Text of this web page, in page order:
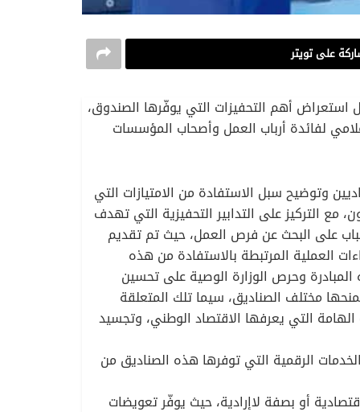
على تويتر
استعراض أهم التحفيزات التي يوفّرها الصندوق،
حيث نظم يوم إعلامي لفائدة أرباب العمل وأصحاب المؤسسات
وتوضيح سبل الاستفادة من الامتيازات التي
مع التركيز على التدابير التحفيزية التي تهدف
على البحث عن فرص العمل، حيث تم تقديم
العملية المرتبطة بالاستفادة من هذه
المبادرة وحرص الوزارة الوصية على تحسين
مختلف الصناديق، سيما تلك المتعلقة
التي يعرفها الاقتصاد الوطني، وتجسيد
الرقمية التي توفرها هذه الصناديق من
أو بصفة لاإرادية، حيث يوفّر تعويضات